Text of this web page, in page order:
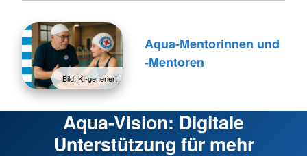
Bild: KI-generiert
Aqua-Mentorinnen und
-Mentoren
Aqua-Vision: Digitale
Unterstützung für mehr